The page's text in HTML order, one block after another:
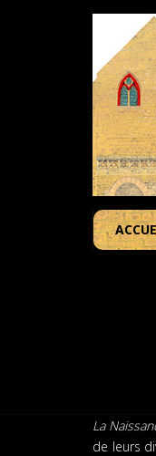
La
de leurs